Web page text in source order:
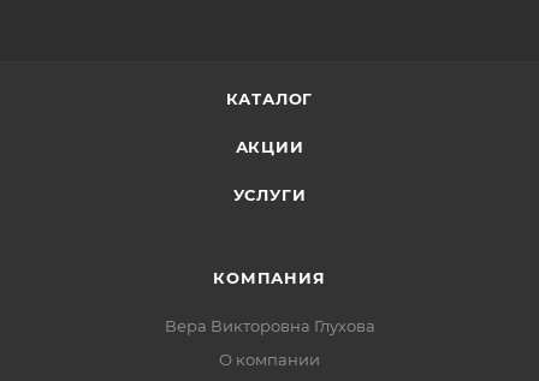
КАТАЛОГ
АКЦИИ
УСЛУГИ
КОМПАНИЯ
Вера Викторовна Глухова
О компании